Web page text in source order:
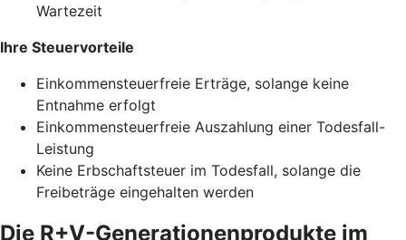
Wartezeit
Ihre Steuervorteile
Einkommensteuerfreie Erträge, solange keine
Entnahme erfolgt
Einkommensteuerfreie Auszahlung einer Todesfall-
Leistung
Keine Erbschaftsteuer im Todesfall, solange die
Freibeträge eingehalten werden
Die R+V-Generationenprodukte im